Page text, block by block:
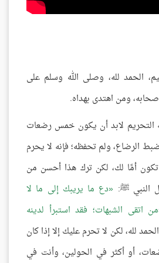
الحمد لله، وصلى الله وسلم على
ومن اهتدى بهداه.
التحريم لابد أن يكون خمس رضعات
الرضاع، ولم تحفظه؛ فإنه لا يحرم
تكون أمًا لك، لكن ترك هذا أحسن من
النبي ﷺ:
دع ما يريبك إلى ما لا
من اتقى الشبهات؛ فقد استبرأ لدينه
لله، لكن لا تحرم عليك إلا إذا كان
أو أكثر في الحولين، وأنت في